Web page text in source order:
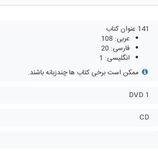
141 عنوان کتاب
عربی: 108
فارسی: 20
انگلیسی: 1
ممکن است برخی کتاب ها چندزبانه باشند.
1 DVD
CD